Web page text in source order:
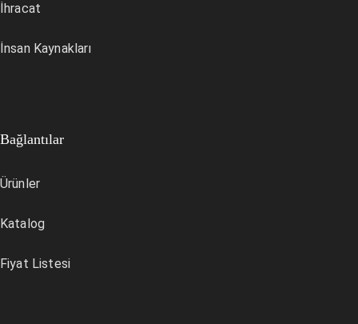
İhracat
İnsan Kaynakları
Bağlantılar
Ürünler
Katalog
Fiyat Listesi